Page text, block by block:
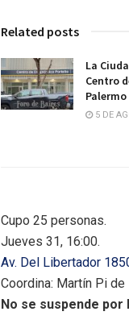
Related posts
La
Centro
Palermo
5 DE
Cupo 25 personas.
Jueves 31, 16:00.
Av. Del Libertador
Coordina: Martín Pi de
No se suspende por